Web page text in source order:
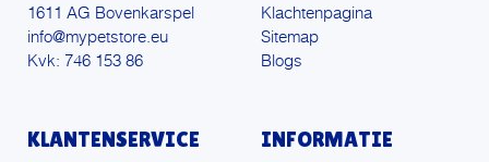
1611 AG Bovenkarspel
info@mypetstore.eu
Kvk: 746 153 86
Klachtenpagina
Sitemap
Blogs
KLANTENSERVICE INFORMATIE